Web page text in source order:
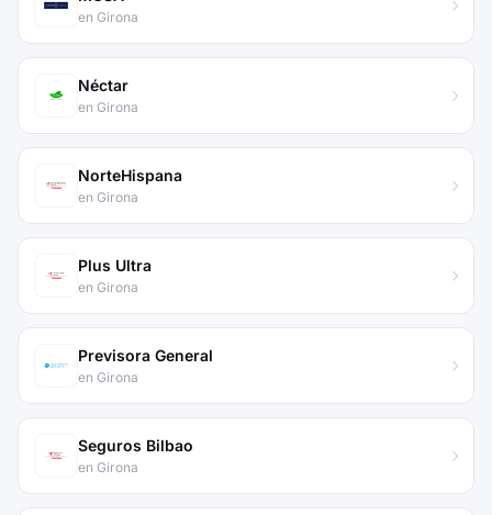
en Girona
Néctar
en Girona
NorteHispana
en Girona
Plus Ultra
en Girona
Previsora General
en Girona
Seguros Bilbao
en Girona